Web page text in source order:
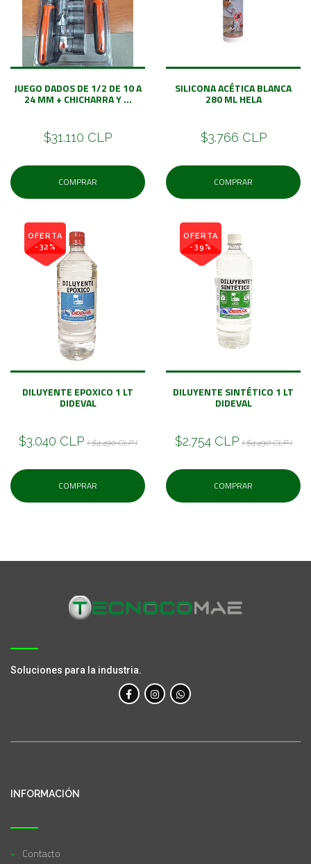
JUEGO DADOS DE 1/2 DE 10 A
24 MM + CHICHARRA Y ...
$31.110 CLP
COMPRAR
SILICONA ACÉTICA BLANCA
280 ML HELA
$3.766 CLP
COMPRAR
OFERTA
-32%
DILUYENTE EPOXICO 1 LT
DIDEVAL
$3.040 CLP ( $4.490 CLP )
COMPRAR
OFERTA
-39%
DILUYENTE SINTÉTICO 1 LT
DIDEVAL
$2.754 CLP ( $4.490 CLP )
COMPRAR
Soluciones para la industria.
INFORMACIÓN
Contacto